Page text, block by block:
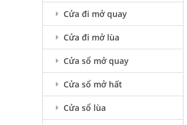
Cửa đi mở quay
Cửa đi mở lùa
Cửa sổ mở quay
Cửa sổ mở hất
Cửa sổ lùa